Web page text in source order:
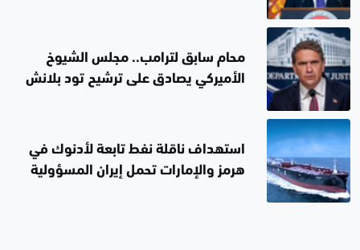
محام سابق لترامب.. مجلس الشيوخ
الأميركي يصادق على ترشيح تود بلانش
استهداف ناقلة نفط تابعة لأدنوك في
هرمز والإمارات تحمل إيران المسؤولية